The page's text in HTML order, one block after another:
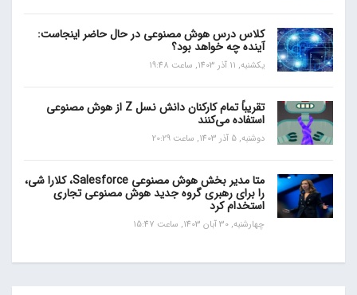
کلاس درس هوش مصنوعی در حال حاضر اینجاست:
آینده چه خواهد بود؟
یکشنبه, 11 آذر 1403, ساعت 19:48
تقریباً تمام کارکنان دانش نسل Z از هوش مصنوعی
استفاده می‌کنند
دوشنبه, 5 آذر 1403, ساعت 20:29
متا مدیر بخش هوش مصنوعی Salesforce، کلارا شی،
را برای رهبری گروه جدید هوش مصنوعی تجاری
استخدام کرد
چهارشنبه, 30 آبان 1403, ساعت 15:47